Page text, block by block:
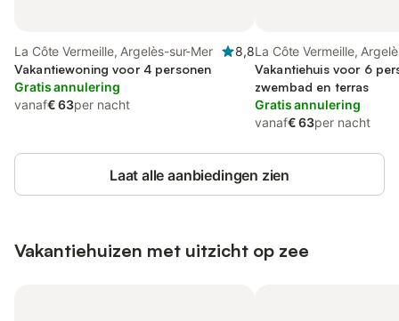
La Côte Vermeille, Argelès-sur-Mer
8,8
Vakantiewoning voor 4 personen
Gratis annulering
vanaf€ 63per nacht
La Côte Vermeille,
Vakantiehuis voor 6
zwembad en terras
Gratis annulering
vanaf€ 63per nacht
Laat alle aanbiedingen zien
Vakantiehuizen met uitzicht op zee